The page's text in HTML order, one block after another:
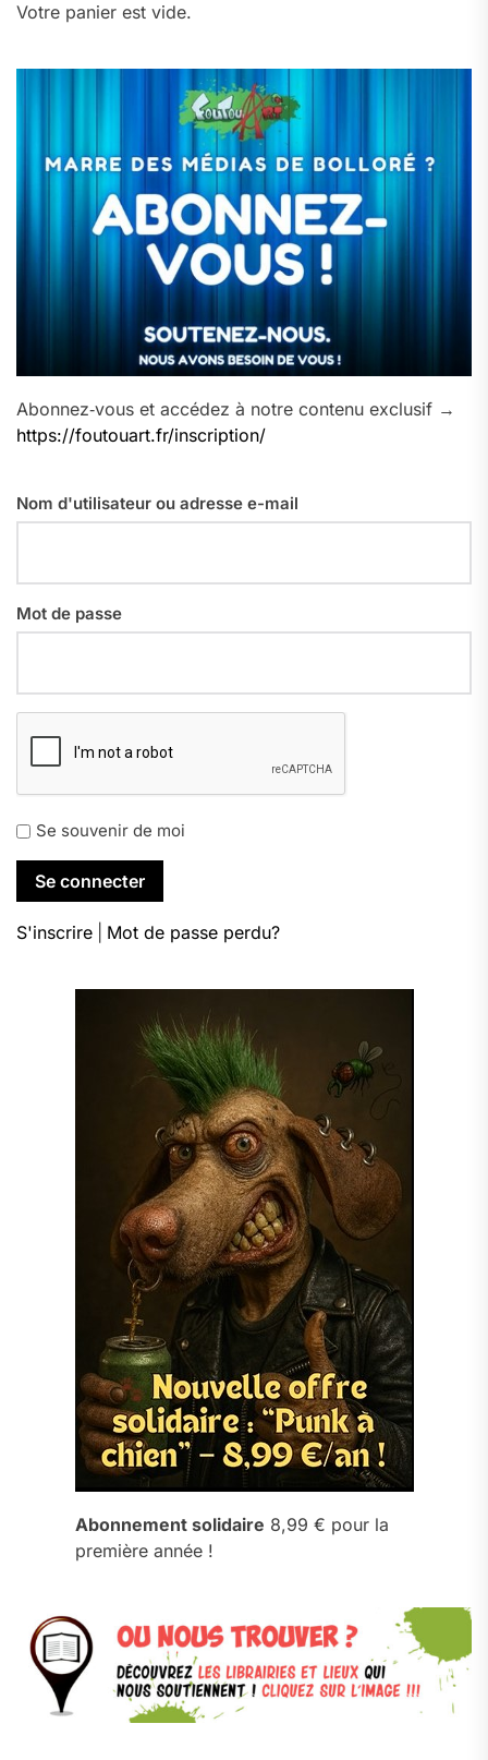
Votre panier est vide.
Abonnez‑vous et accédez à notre contenu exclusif →
https://foutouart.fr/inscription/
Nom d'utilisateur ou adresse e-mail
Mot de passe
Se souvenir de moi
S'inscrire Mot de passe perdu?
Abonnement solidaire 8,99 € pour la
première année !